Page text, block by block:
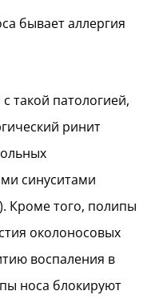
бывает аллергия
такой патологией,
ринит
синуситами
Кроме того, полипы
околоносовых
воспаления в
носа блокируют